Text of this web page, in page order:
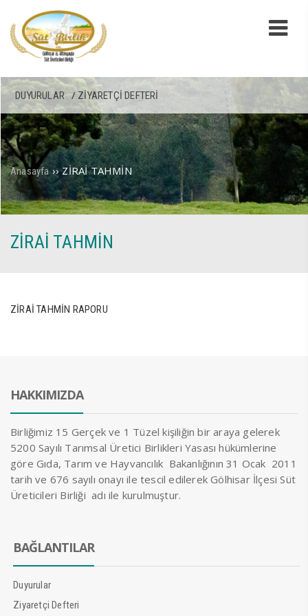
DUYURULAR ZIYARETÇI DEFTERI
Anasayfa ››ZİRAİ TAHMİN
ZİRAİ TAHMİN
ZİRAİ TAHMİN RAPORU
HAKKIMIZDA
Birliğimiz 15 Gerçek ve 1 Tüzel kişiliğin bir araya gelerek
5200 Sayılı Tarımsal Üretici Birlikleri Yasası hükümlerine
göre Gıda, Tarım ve Hayvancılık Bakanlığının 31 Ocak 2011
tarih ve 676 sayılı onayı ile tescil edilerek Gölhisar İlçesi Süt
Üreticileri Birliği adı ile kurulmuştur.
BAĞLANTILAR
Duyurular
Ziyaretçi Defteri